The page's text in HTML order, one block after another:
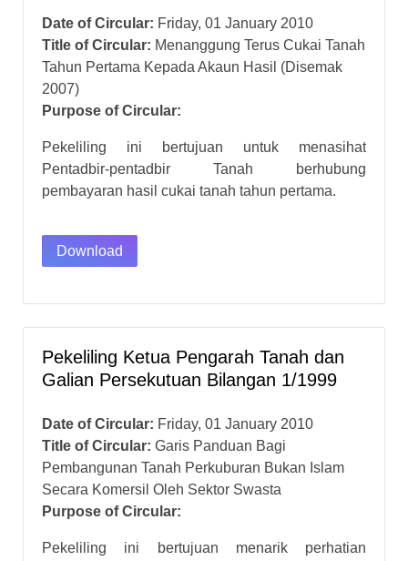
Date of Circular: Friday, 01 January 2010
Title of Circular: Menanggung Terus Cukai Tanah
Tahun Pertama Kepada Akaun Hasil (Disemak
2007)
Purpose of Circular:
Pekeliling ini bertujuan untuk menasihat
Pentadbir-pentadbir Tanah berhubung
pembayaran hasil cukai tanah tahun pertama.
Download
Pekeliling Ketua Pengarah Tanah dan
Galian Persekutuan Bilangan 1/1999
Date of Circular: Friday, 01 January 2010
Title of Circular: Garis Panduan Bagi
Pembangunan Tanah Perkuburan Bukan Islam
Secara Komersil Oleh Sektor Swasta
Purpose of Circular:
Pekeliling ini bertujuan menarik perhatian